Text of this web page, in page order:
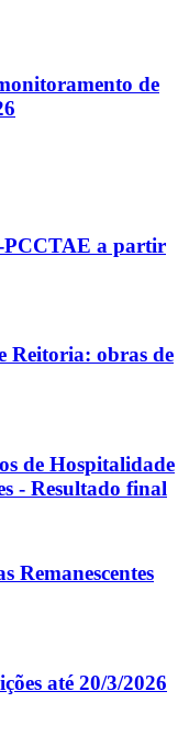
de
PCCTAE a partir
Reitoria: obras de
de Hospitalidade
- Resultado final
Remanescentes
até 20/3/2026